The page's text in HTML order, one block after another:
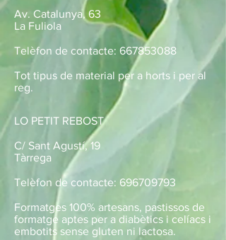
Av. Catalunya, 63
La Fuliola
Telèfon de contacte: 667853088
Tot tipus de material per a horts i per al
reg.
LO PETIT REBOST
C/ Sant Agustí, 19
Tàrrega
Telèfon de contacte: 696709793
Formatges 100% artesans, pastissos de
formatge aptes per a diabètics i celíacs i
embotits sense gluten ni lactosa.